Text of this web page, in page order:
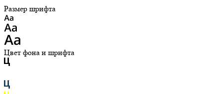
Размер шрифта
Цвет фона и шрифта